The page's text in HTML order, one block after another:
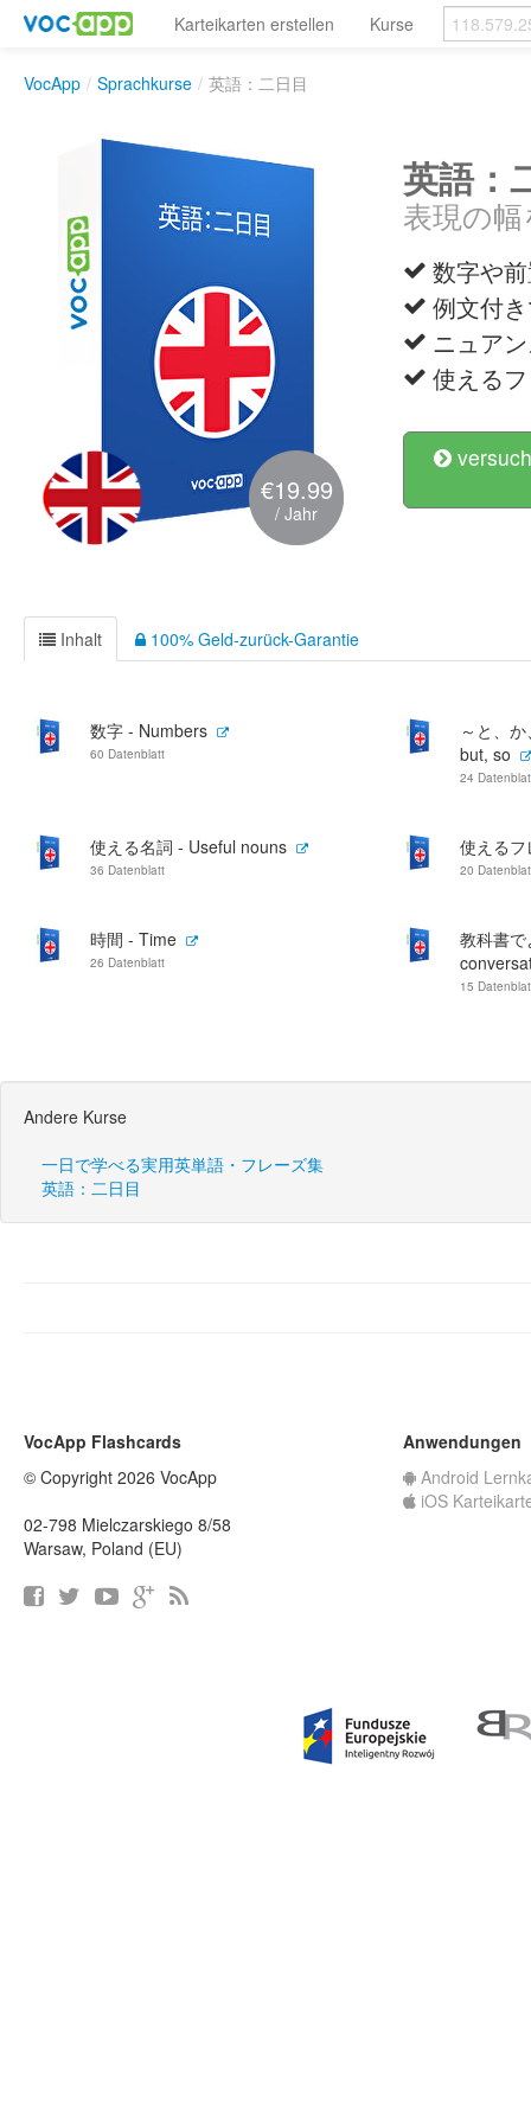
Karteikarten erstellen Kurse
VocApp / Sprachkurse / 英語：二日目
€19.99
/ Jahr
英語：
表現の
数字や
例文付
ニュア
使える
Inhalt 100% Geld-zurück-Garantie
数字 - Numbers
60 Datenblatt
～と、
but, so
24
使える名詞 - Useful nouns
36 Datenblatt
使える
20
時間 - Time
26 Datenblatt
教科書
15
Andere Kurse
一日で学べる実用英単語・フレーズ集
英語：二日目
VocApp Flashcards
© Copyright 2026 VocApp
02-798 Mielczarskiego 8/58
Warsaw, Poland (EU)
Anwendungen
Android
iOS